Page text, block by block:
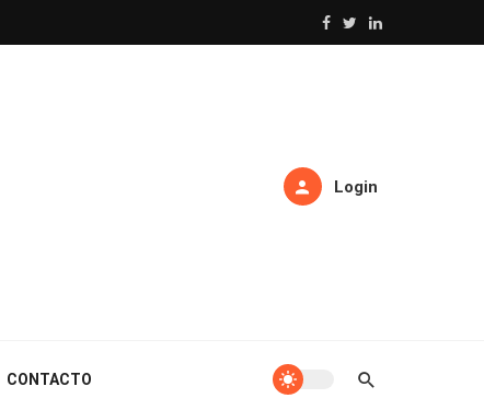
Login
CONTACTO